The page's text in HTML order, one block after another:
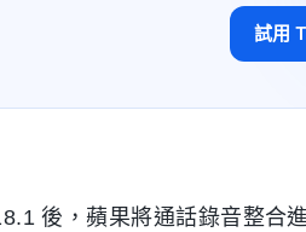
試用
後，蘋果將通話錄音整合